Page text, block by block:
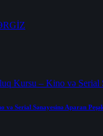
Serial Sənayesinə Aparan